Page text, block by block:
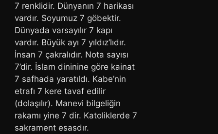
7 renklidir. Dünyanın 7 harikası
vardır. Soyumuz 7 göbektir.
Dünyada varsayılır 7 kapı
vardır. Büyük ayı 7 yıldız’lıdır.
İnsan 7 çakralıdır. Nota sayısı
7’dir. İslam dininine göre kainat
7 safhada yaratıldı. Kabe’nin
etrafı 7 kere tavaf edilir
(dolaşılır). Manevi bilgeliğin
rakamı yine 7 dir. Katoliklerde 7
sakrament esasdır.